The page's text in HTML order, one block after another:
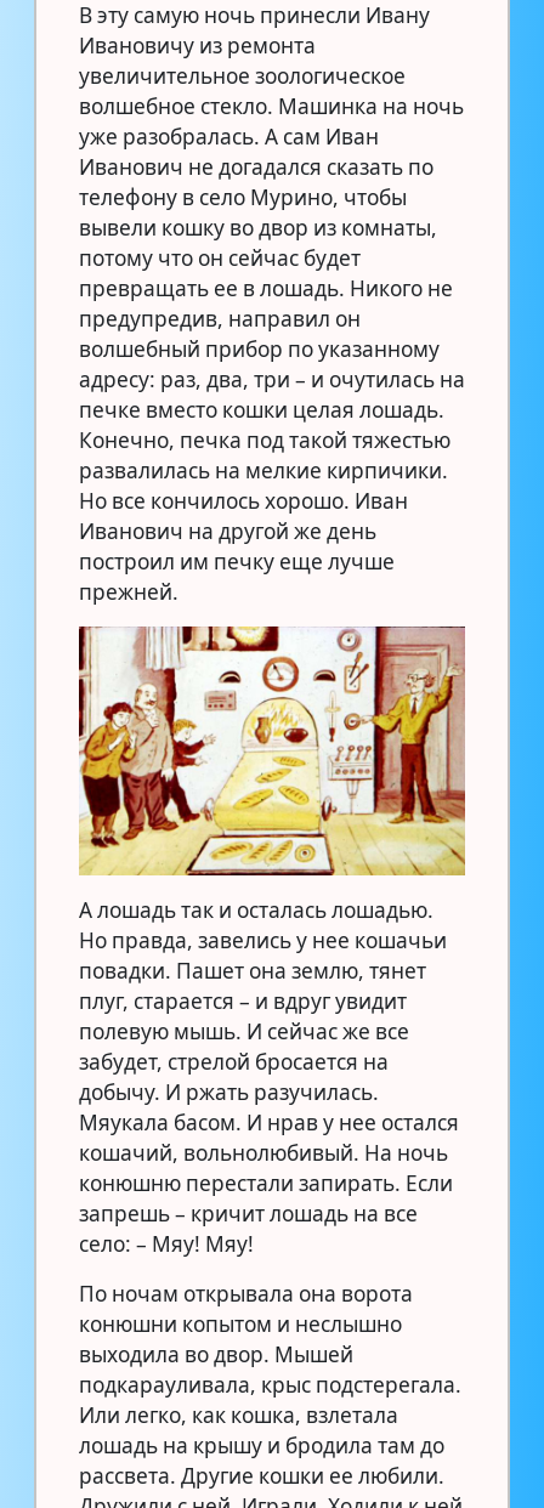
В эту самую ночь принесли Ивану
Ивановичу из ремонта
увеличительное зоологическое
волшебное стекло. Машинка на ночь
уже разобралась. А сам Иван
Иванович не догадался сказать по
телефону в село Мурино, чтобы
вывели кошку во двор из комнаты,
потому что он сейчас будет
превращать ее в лошадь. Никого не
предупредив, направил он
волшебный прибор по указанному
адресу: раз, два, три – и очутилась на
печке вместо кошки целая лошадь.
Конечно, печка под такой тяжестью
развалилась на мелкие кирпичики.
Но все кончилось хорошо. Иван
Иванович на другой же день
построил им печку еще лучше
прежней.
А лошадь так и осталась лошадью.
Но правда, завелись у нее кошачьи
повадки. Пашет она землю, тянет
плуг, старается – и вдруг увидит
полевую мышь. И сейчас же все
забудет, стрелой бросается на
добычу. И ржать разучилась.
Мяукала басом. И нрав у нее остался
кошачий, вольнолюбивый. На ночь
конюшню перестали запирать. Если
запрешь – кричит лошадь на все
село: – Мяу! Мяу!
По ночам открывала она ворота
конюшни копытом и неслышно
выходила во двор. Мышей
подкарауливала, крыс подстерегала.
Или легко, как кошка, взлетала
лошадь на крышу и бродила там до
рассвета. Другие кошки ее любили.